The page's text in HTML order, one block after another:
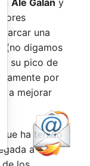
una
(no digamos
su pico de
por
a mejorar
ha tenido
a